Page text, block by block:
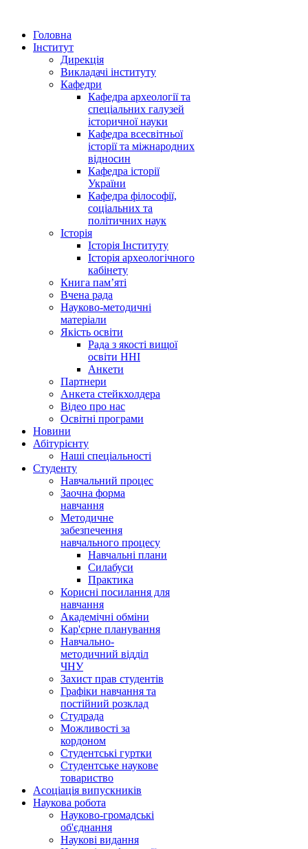
Головна
Інститут
Дирекція
Викладачі інституту
Кафедри
Кафедра археології та
спеціальних галузей
історичної науки
Кафедра всесвітньої
історії та міжнародних
відносин
Кафедра історії
України
Кафедра філософії,
соціальних та
політичних наук
Історія
Історія Інституту
Історія археологічного
кабінету
Книга памʼяті
Вчена рада
Науково-методичні
матеріали
Якість освіти
Рада з якості вищої
освіти ННІ
Анкети
Партнери
Анкета стейкхолдера
Відео про нас
Освітні програми
Hовини
Абітурієнту
Наші спеціальності
Студенту
Навчальний процес
Заочна форма
навчання
Методичне
забезпечення
навчального процесу
Навчальні плани
Силабуси
Практика
Корисні посилання для
навчання
Академічні обміни
Кар'єрне планування
Навчально-
методичний відділ
ЧНУ
Захист прав студентів
Графіки навчання та
постійний розклад
Студрада
Можливості за
кордоном
Студентські гуртки
Студентське наукове
товариство
Асоціація випускників
Наукова робота
Науково-громадські
об'єднання
Наукові видання